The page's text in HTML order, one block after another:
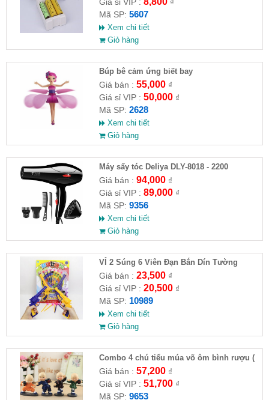
Giá sỉ VIP :
₫
Mã SP: 5607
Xem chi tiết
Giỏ hàng
​Búp bê cảm ứng biết bay
Giá bán : 55,000₫
Giá sỉ VIP : 50,000₫
Mã SP: 2628
Xem chi tiết
Giỏ hàng
Máy sấy tóc Deliya DLY-8018 - 2200
Giá bán : 94,000₫
Giá sỉ VIP : 89,000₫
Mã SP: 9356
Xem chi tiết
Giỏ hàng
VỈ 2 Súng 6 Viên Đạn Bắn Dín Tường
Giá bán : 23,500₫
Giá sỉ VIP : 20,500₫
Mã SP: 10989
Xem chi tiết
Giỏ hàng
Combo 4 chú tiểu múa võ ôm bình rượu (
HĐ )
Giá bán : 57,200₫
Giá sỉ VIP : 51,700₫
Mã SP: 9653